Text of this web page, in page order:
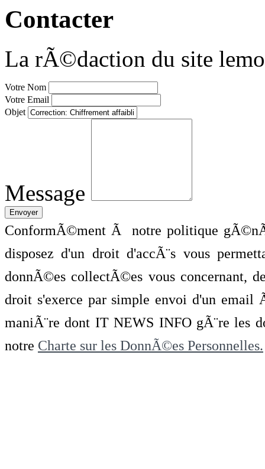
Contacter
La rÃ©daction du site
Votre Nom
Votre Email
Objet
Message
ConformÃ©ment Ã notre politique
disposez d'un droit d'accÃ¨s vous
donnÃ©es collectÃ©es vous concernant,
droit s'exerce par simple envoi d'un
maniÃ¨re dont IT NEWS INFO gÃ¨re les
notre Charte sur les DonnÃ©es Personnelles.